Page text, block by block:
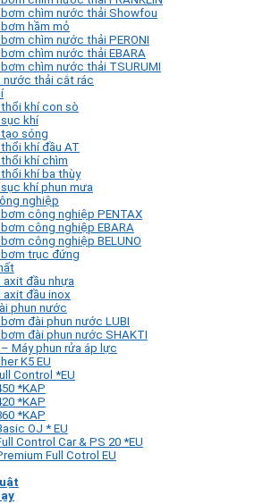
bơm chìm nước thải Showfou
hầm mỏ
chìm nước thải PERONI
chìm nước thải EBARA
chìm nước thải TSURUMI
nước thải cắt rác
khí con sò
khí
sóng
khí đầu AT
khí chìm
khí ba thùy
khí phun mưa
nghiệp
công nghiệp PENTAX
công nghiệp EBARA
công nghiệp BELUNO
bơm trục đứng
axit đầu nhựa
axit đầu inox
phun nước
đài phun nước LUBI
đài phun nước SHAKTI
Máy phun rửa áp lực
K5 EU
Control *EU
*KAP
*KAP
*KAP
OJ * EU
Control Car & PS 20 *EU
Full Cotrol EU